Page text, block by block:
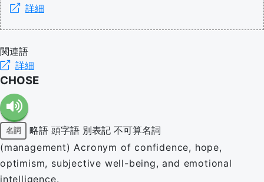
詳細
関連語
詳細
CHOSE
名詞 略語 頭字語 別表記 不可算名詞
(management) Acronym of confidence, hope,
optimism, subjective well-being, and emotional
intelligence.